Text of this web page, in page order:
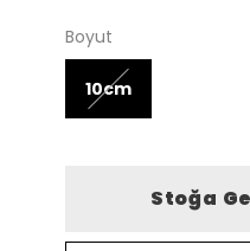
Boyut
10cm
Stoğa